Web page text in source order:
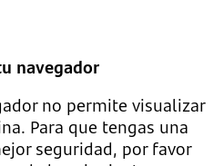
navegador
no permite visualizar
Para que tengas una
seguridad, por favor